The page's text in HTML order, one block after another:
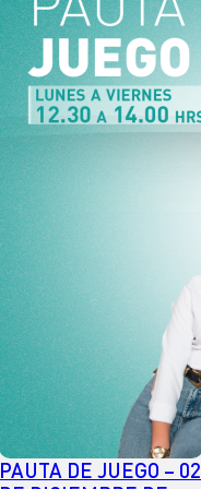
PAUTA DE JUEGO – 02